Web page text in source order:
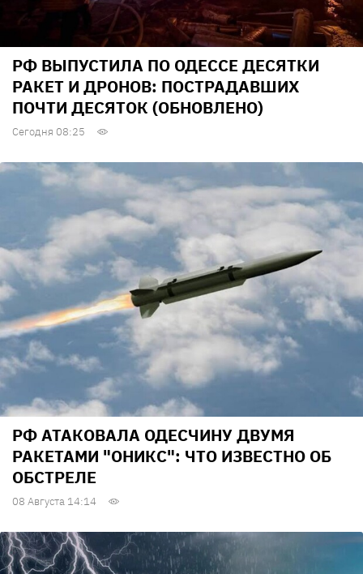
РФ ВЫПУСТИЛА ПО ОДЕССЕ ДЕСЯТКИ
РАКЕТ И ДРОНОВ: ПОСТРАДАВШИХ
ПОЧТИ ДЕСЯТОК (ОБНОВЛЕНО)
Сегодня 08:25
РФ АТАКОВАЛА ОДЕСЧИНУ ДВУМЯ
РАКЕТАМИ "ОНИКС": ЧТО ИЗВЕСТНО ОБ
ОБСТРЕЛЕ
08 Августа 14:14